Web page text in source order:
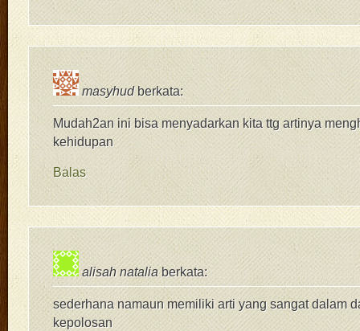
masyhud berkata:
Mudah2an ini bisa menyadarkan kita ttg artinya
kehidupan
Balas
alisah natalia berkata:
sederhana namaun memiliki arti yang sangat dalam
kepolosan